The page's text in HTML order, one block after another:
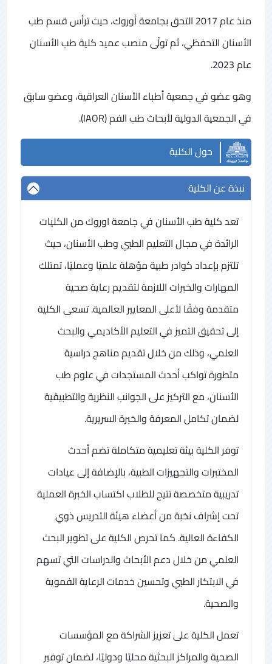
منذ عام 2017 التحق بجامعة أوروك، حيث ترأس قسم طب
الأسنان التحفظي، ثم تولّى منصب عميد كلية طب الأسنان
عام 2023.
وهو عضو في جمعية أطباء الأسنان العراقية، وعضو سابق
في الجمعية الدولية لأبحاث طب الفم (IAOR).
حول الكلية
نبذة عن الكلية
تعد كلية طب الأسنان في جامعة اوروك من الكليات
الرائدة في مجال التعليم الطبي وطب الأسنان، حيث
تلتزم بإعداد كوادر طبية مؤهلة علميًا وعمليًا، تمتلك
المهارات والخبرات اللازمة لتقديم رعاية صحية
متقدمة وفقًا لأعلى المعايير العالمية. تسعى الكلية
إلى تحقيق التميز في التعليم الأكاديمي والبحث
العلمي، وذلك من خلال تقديم مناهج دراسية
متطورة تواكب أحدث المستجدات في علوم طب
الأسنان، مع التركيز على الجوانب النظرية والتطبيقية
لضمان تكامل المعرفة والخبرة السريرية.
توفر الكلية بيئة تعليمية متكاملة تضم أحدث
المختبرات والتجهيزات الطبية، بالإضافة إلى عيادات
تدريبية متخصصة تتيح للطلاب اكتساب الخبرة العملية
تحت إشراف نخبة من أعضاء هيئة التدريس ذوي
الكفاءة العالية. كما تحرص الكلية على تطوير البحث
العلمي من خلال دعم الأبحاث والدراسات التي تسهم
في الابتكار الطبي وتحسين خدمات الرعاية الفموية
والصحية.
تعمل الكلية على تعزيز الشراكة مع المؤسسات
الصحية والمراكز البحثية محليًا ودوليًا، لضمان توفير